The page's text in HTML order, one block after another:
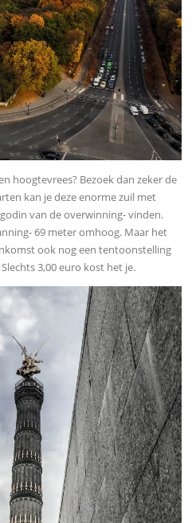
hoogtevrees? Bezoek dan zeker de
kan je deze enorme zuil met
van de overwinning- vinden.
69 meter omhoog. Maar het
ook nog een tentoonstelling
3,00 euro kost het je.